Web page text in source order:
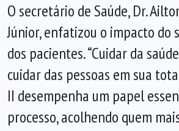
O secretário de Saúde, Dr.
Júnior, enfatizou o impacto do
dos pacientes. “Cuidar da
cuidar das pessoas em sua
II desempenha um papel
processo, acolhendo quem